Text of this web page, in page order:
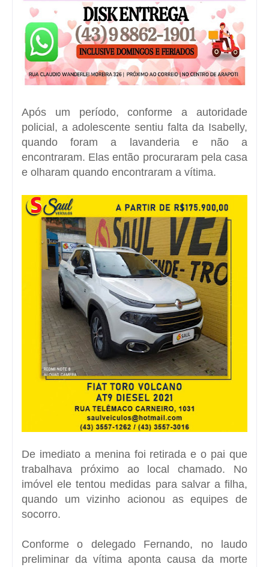
Após um período, conforme a autoridade
policial, a adolescente sentiu falta da Isabelly,
quando foram a lavanderia e não a
encontraram. Elas então procuraram pela casa
e olharam quando encontraram a vítima.
De imediato a menina foi retirada e o pai que
trabalhava próximo ao local chamado. No
imóvel ele tentou medidas para salvar a filha,
quando um vizinho acionou as equipes de
socorro.
Conforme o delegado Fernando, no laudo
preliminar da vítima aponta causa da morte